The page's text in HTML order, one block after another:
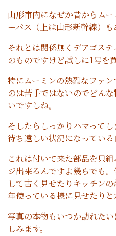
山形市内になぜか昔からム
ーパス（上は山形新幹線）
それとは関係無くデアゴス
のものですけど試しに1号を
特にムーミンの熱烈なファ
のは苦手ではないのでどん
いですしね。
そしたらしっかりハマって
待ち遠しい状況になっている
これは付いて来た部品を只
ジ出来るんですよ幾らでも
して古く見せたりキッチン
年使っている様に見せたりと
写真の本物もいつか訪れた
しみます。